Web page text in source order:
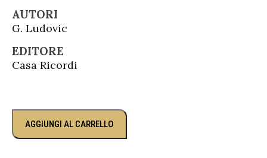
AUTORI
G. Ludovic
EDITORE
Casa Ricordi
AGGIUNGI AL CARRELLO